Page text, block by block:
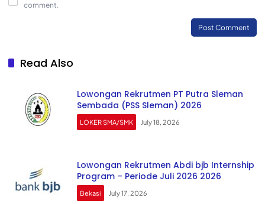
comment.
Read Also
Lowongan Rekrutmen PT Putra Sleman
Sembada (PSS Sleman) 2026
LOKER SMA/SMK July 18, 2026
Lowongan Rekrutmen Abdi bjb Internship
Program – Periode Juli 2026 2026
Bekasi July 17, 2026